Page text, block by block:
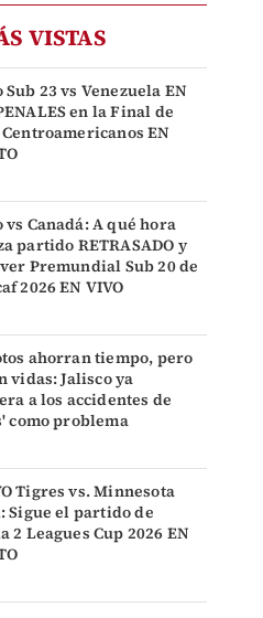
VISTAS
23 vs Venezuela EN
en la Final de
Centroamericanos EN
vs Canadá: A qué hora
partido RETRASADO y
Premundial Sub 20 de
2026 EN VIVO
ahorran tiempo, pero
vidas: Jalisco ya
a los accidentes de
como problema
Tigres vs. Minnesota
Sigue el partido de
2 Leagues Cup 2026 EN